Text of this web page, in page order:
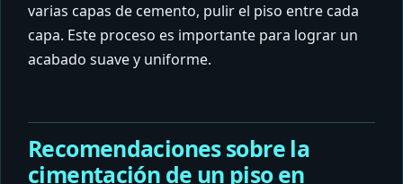
varias capas de cemento, pulir el piso entre cada
capa. Este proceso es importante para lograr un
acabado suave y uniforme.
Recomendaciones sobre la
cimentación de un piso en